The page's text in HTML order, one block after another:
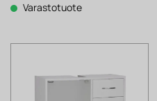
862 €.
Varastotuote